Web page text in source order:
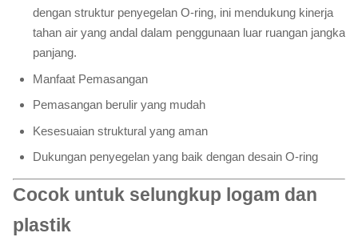
dengan struktur penyegelan O-ring, ini mendukung kinerja
tahan air yang andal dalam penggunaan luar ruangan jangka
panjang.
Manfaat Pemasangan
Pemasangan berulir yang mudah
Kesesuaian struktural yang aman
Dukungan penyegelan yang baik dengan desain O-ring
Cocok untuk selungkup logam dan
plastik